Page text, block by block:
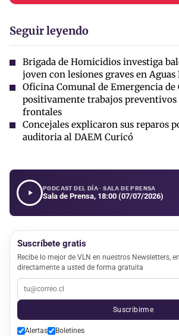
Seguir leyendo
Brigada de Homicidios investiga
joven con lesiones graves en Aguas
Oficina Comunal de Emergencia de
positivamente trabajos preventivos
frontales
Concejales explicaron sus reparos
auditoria al DAEM Curicó
PODCAST DEL DÍA · SALA DE PRENSA
Sala de Prensa, 18:00 (07/07/2026)
Suscríbete gratis
Recibe lo mejor de VLN en nuestros Newsletters,
directamente a usted de forma gratuita
Suscribirme
Alertas Boletines